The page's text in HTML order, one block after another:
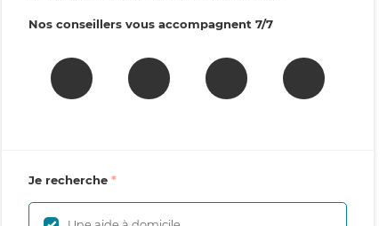
Nos conseillers vous accompagnent 7/7
Je recherche